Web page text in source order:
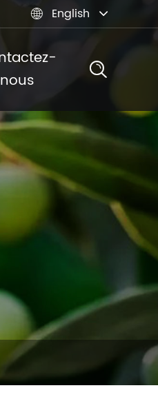
 English
nous